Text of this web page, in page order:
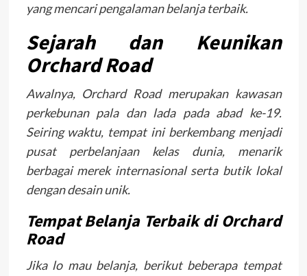
yang mencari pengalaman belanja terbaik.
Sejarah dan Keunikan
Orchard Road
Awalnya, Orchard Road merupakan kawasan
perkebunan pala dan lada pada abad ke-19.
Seiring waktu, tempat ini berkembang menjadi
pusat perbelanjaan kelas dunia, menarik
berbagai merek internasional serta butik lokal
dengan desain unik.
Tempat Belanja Terbaik di Orchard
Road
Jika lo mau belanja, berikut beberapa tempat